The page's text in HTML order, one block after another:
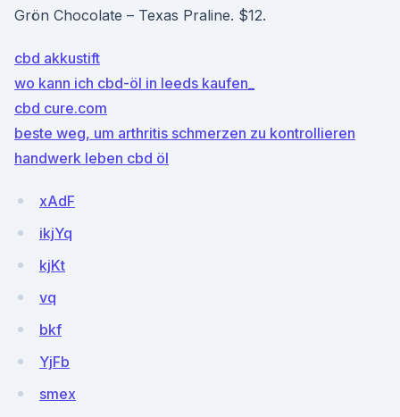
Grön Chocolate – Texas Praline. $12.
cbd akkustift
wo kann ich cbd-öl in leeds kaufen_
cbd cure.com
beste weg, um arthritis schmerzen zu kontrollieren
handwerk leben cbd öl
xAdF
ikjYq
kjKt
vq
bkf
YjFb
smex